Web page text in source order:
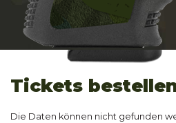
CONTACT
Tickets
Die Daten können nicht gefunden